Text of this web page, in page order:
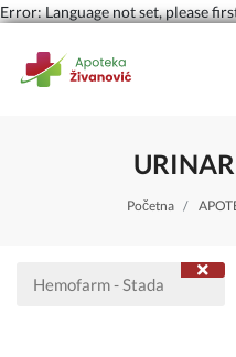
Error: Language not set, please
Početna
Hemofarm - Stada